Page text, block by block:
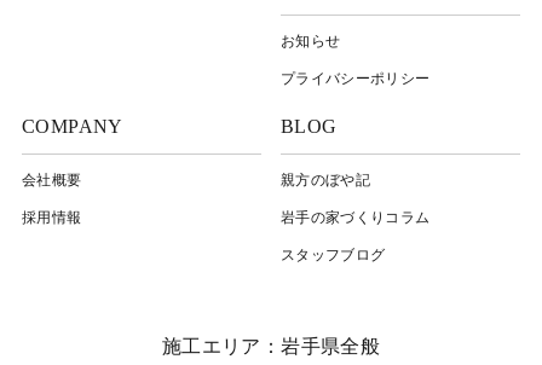
お知らせ
プライバシーポリシー
COMPANY
会社概要
採用情報
BLOG
親方のぼや記
岩⼿の家づくりコラム
スタッフブログ
施工エリア：岩手県全般